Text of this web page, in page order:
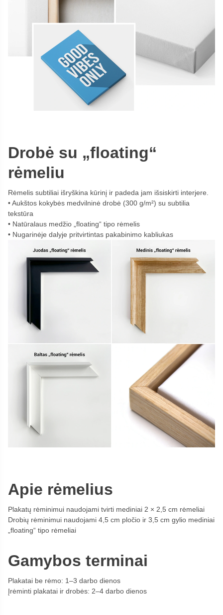
Drobė su „floating“
rėmeliu
Rėmelis subtiliai išryškina kūrinį ir padeda jam išsiskirti interjere.
Aukštos kokybės medvilninė drobė (300 g/m²) su subtilia
tekstūra
Natūralaus medžio „floating“ tipo rėmelis
Nugarinėje dalyje pritvirtintas pakabinimo kabliukas
Apie rėmelius
Plakatų rėminimui naudojami tvirti mediniai 2 × 2,5 cm rėmeliai
Drobių rėminimui naudojami 4,5 cm pločio ir 3,5 cm gylio mediniai
„floating“ tipo rėmeliai
Gamybos terminai
Plakatai be rėmo: 1–3 darbo dienos
Įrėminti plakatai ir drobės: 2–4 darbo dienos